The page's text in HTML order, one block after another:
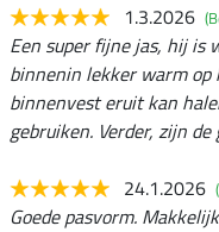
1.3.2026
Een super fijne jas, hij is
binnenin lekker warm op
binnenvest eruit kan
gebruiken. Verder, zijn
24.1.2026
Goede pasvorm.